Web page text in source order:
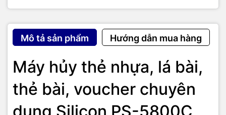
Mô tả sản phẩm Hướng dẫn mua hàng
Máy hủy thẻ nhựa, lá bài,
thẻ bài, voucher chuyên
800 thẻ. Tốc độ huỷ thẻ: 100 thẻ/phút. - Kích thước khay huỷ lớn